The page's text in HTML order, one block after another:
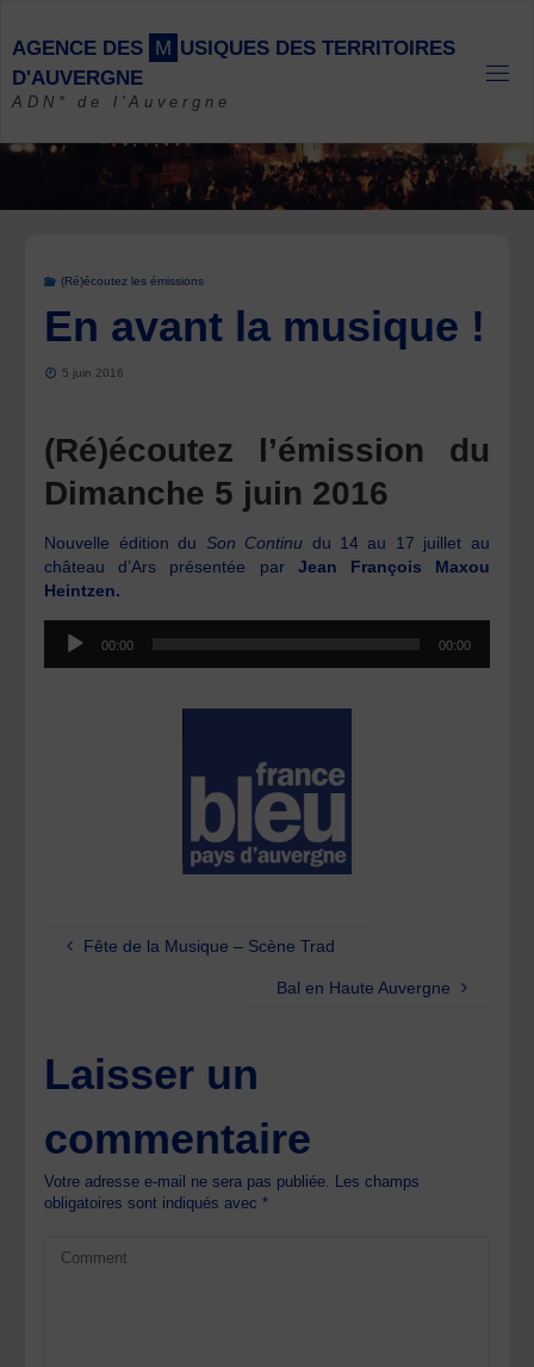
content
AGENCE DES M USIQUES DES TERRITOIRES
D'AUVERGNE
ADN* de l'Auvergne
(Ré)écoutez les émissions
En avant la musique !
5 juin 2016
(Ré)écoutez l’émission du
Dimanche 5 juin 2016
Nouvelle édition du Son Continu du 14 au 17 juillet au
château d’Ars présentée par Jean François Maxou
Heintzen.
Lecteur
audio
00:00 00:00
Fête de la Musique – Scène Trad
Bal en Haute Auvergne
Laisser un
commentaire
Votre adresse e-mail ne sera pas publiée. Les champs
obligatoires sont indiqués avec*